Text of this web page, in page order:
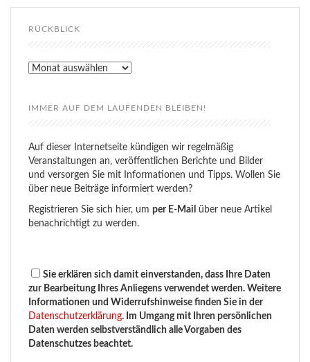
RÜCKBLICK
Rückblick
IMMER AUF DEM LAUFENDEN BLEIBEN!
Auf dieser Internetseite kündigen wir regelmäßig
Veranstaltungen an, veröffentlichen Berichte und Bilder
und versorgen Sie mit Informationen und Tipps. Wollen Sie
über neue Beiträge informiert werden?
Registrieren Sie sich hier, um per E-Mail
über neue Artikel
benachrichtigt zu werden.
Sie erklären sich damit einverstanden, dass Ihre Daten
zur Bearbeitung Ihres Anliegens verwendet werden. Weitere
Informationen und Widerrufshinweise finden Sie in der
Datenschutzerklärung. Im Umgang mit Ihren persönlichen
Daten werden selbstverständlich alle Vorgaben des
Datenschutzes beachtet.